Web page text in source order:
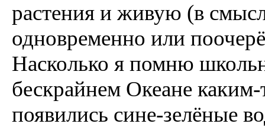
растения и живую (в
одновременно или
Насколько я помню
бескрайнем Океане
появились сине-зелёные